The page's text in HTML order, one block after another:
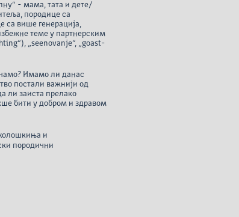
- мама, тата и дете/
породице са
са више генерација,
теме у партнерским
„seenovanje“, „goast-
Имамо ли данас
постали важнији од
ли заиста прелако
бити у добром и здравом
и
породични